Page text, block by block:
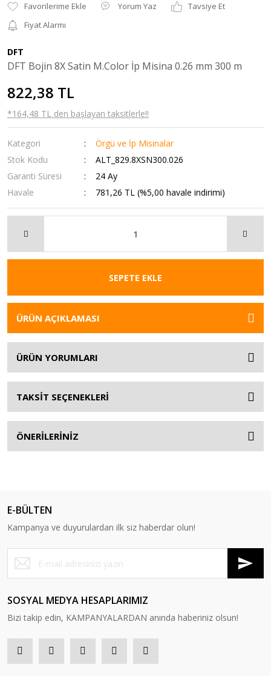
Yorum Yaz
Tavsiye Et
Fiyat Alarmı
DFT
DFT Bojin 8X Satin M.Color İp Misina 0.26 mm 300 m
822,38 TL
*164,48 TL den başlayan taksitlerle!!
Kategori
Örgü ve İp Misinalar
Stok Kodu
ALT_829.8XSN300.026
Garanti Süresi
24 Ay
Havale
781,26 TL (%5,00 havale indirimi)
SEPETE EKLE
ÜRÜN AÇIKLAMASI
ÜRÜN YORUMLARI
TAKSİT SEÇENEKLERİ
ÖNERİLERİNİZ
E-BÜLTEN
Kampanya ve duyurulardan ilk siz haberdar olun!
SOSYAL MEDYA HESAPLARIMIZ
Bizi takip edin, KAMPANYALARDAN anında haberiniz olsun!